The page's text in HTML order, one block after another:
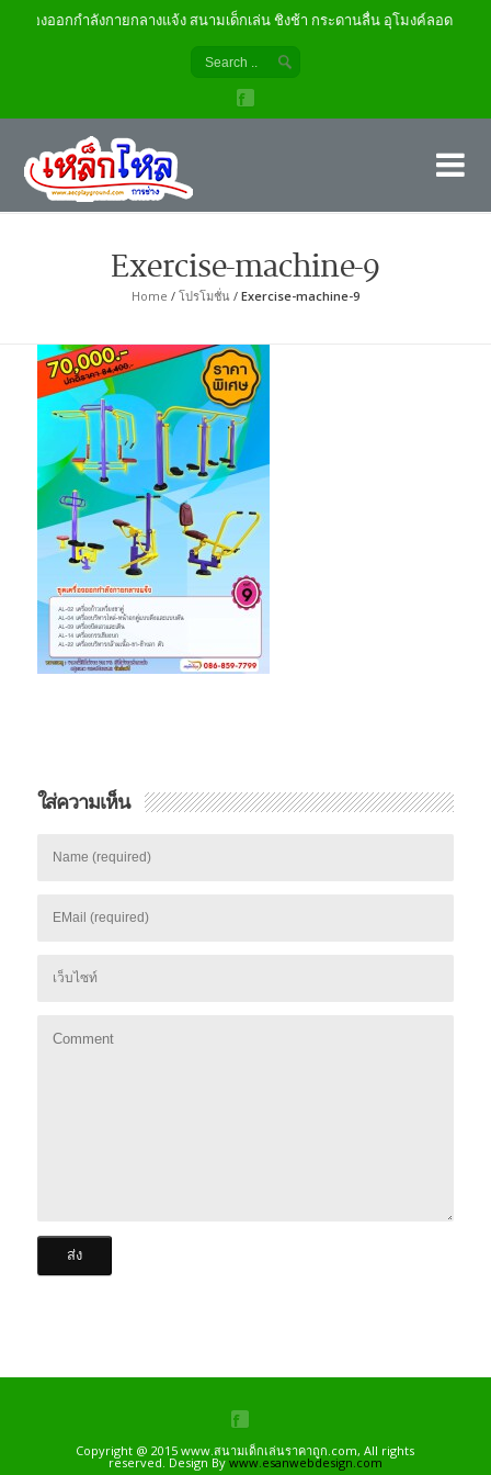
เครื่องออกกำลังกายกลางแจ้ง สนามเด็กเล่น ชิงช้า กระดานลื่น อุโมงค์ลอด
Exercise-machine-9
Home / โปรโมชั่น/ Exercise-machine-9
ใส่ความเห็น
Copyright @ 2015 www.สนามเด็กเล่นราคาถูก.com, All rights
reserved. Design By www.esanwebdesign.com